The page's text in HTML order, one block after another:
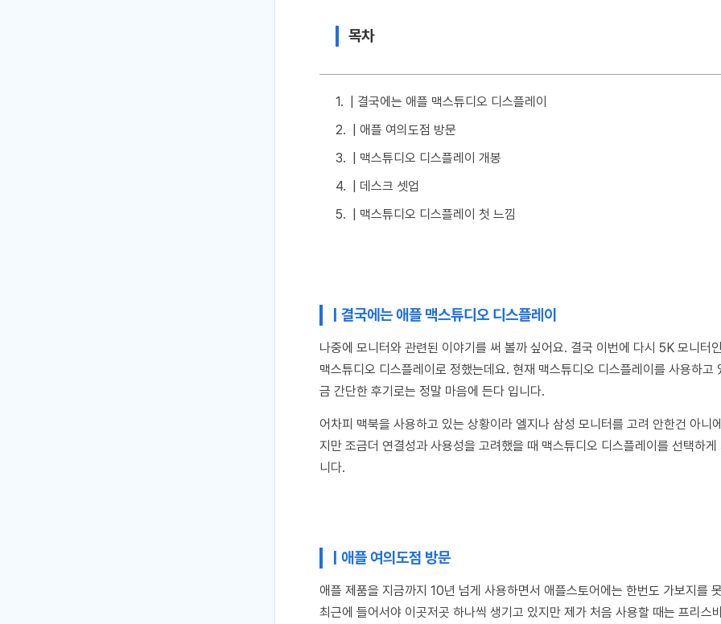
목차
| 결국에는 애플 맥스튜디오 디스플레이
| 애플 여의도점 방문
| 맥스튜디오 디스플레이 개봉
| 데스크 셋업
| 맥스튜디오 디스플레이 첫 느낌
| 결국에는 애플 맥스튜디오 디스플레이
나중에 모니터와 관련된 이야기를 써 볼까 싶어요. 결국 이번에 다시 5K 모니터
맥스튜디오 디스플레이로 정했는데요. 현재 맥스튜디오 디스플레이를 사용하고
금 간단한 후기로는 정말 마음에 든다 입니다.
어차피 맥북을 사용하고 있는 상황이라 엘지나 삼성 모니터를 고려 안한건 아니
지만 조금더 연결성과 사용성을 고려했을 때 맥스튜디오 디스플레이를 선택하게
니다.
| 애플 여의도점 방문
애플 제품을 지금까지 10년 넘게 사용하면서 애플스토어에는 한번도 가보지를
최근에 들어서야 이곳저곳 하나씩 생기고 있지만 제가 처음 사용할 때는 프리스